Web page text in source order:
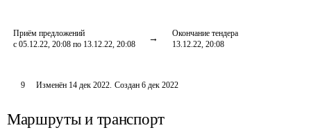
Приём предложений
с 05.12.22, 20:08 по 13.12.22, 20:08
Окончание тендера
13.12.22, 20:08
9 Изменён 14 дек 2022. Создан 6 дек 2022
Маршруты и транспорт